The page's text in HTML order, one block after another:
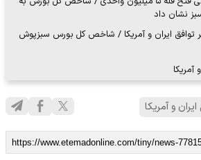
نشان داد
توافق ایران و آمریکا / شاخص کل بورس سبزپوش
و آمریکا